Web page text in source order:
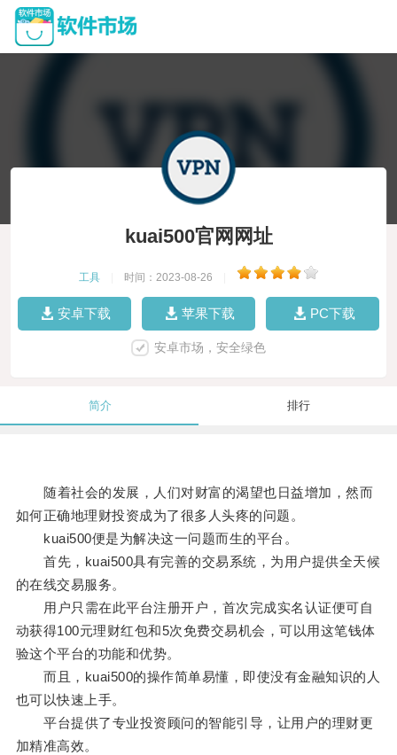
kuai500官网网址
工具 时间：2023-08-26
安卓下载 苹果下载 PC下载
安卓市场，安全绿色
简介 排行
随着社会的发展，人们对财富的渴望也日益增加，然而
如何正确地理财投资成为了很多人头疼的问题。
kuai500便是为解决这一问题而生的平台。
首先，kuai500具有完善的交易系统，为用户提供全天候
的在线交易服务。
用户只需在此平台注册开户，首次完成实名认证便可自
动获得100元理财红包和5次免费交易机会，可以用这笔钱体
验这个平台的功能和优势。
而且，kuai500的操作简单易懂，即使没有金融知识的人
也可以快速上手。
平台提供了专业投资顾问的智能引导，让用户的理财更
加精准高效。